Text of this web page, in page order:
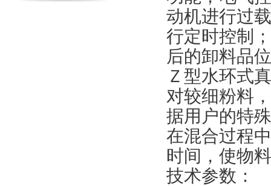
动机进行过
行定时控制
后的卸料品
Ｚ型水环式
对较细粉料
据用户的特
在混合过程
时间，使物
技术参数：